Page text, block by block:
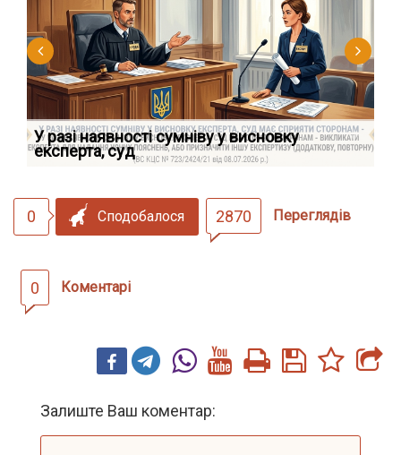
У разі наявності сумніву у висновку
експерта, суд
0 Сподобалося 2870 Переглядів
0 Коментарі
Залиште Ваш коментар: